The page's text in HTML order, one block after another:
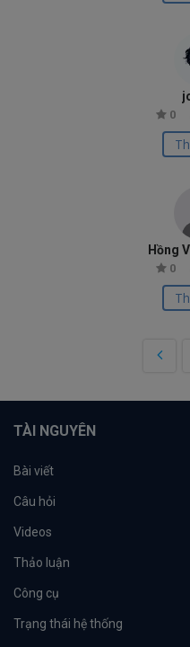
0
Hồng
0
TÀI NGUYÊN
Bài viết
Câu hỏi
Videos
Thảo luận
Công cụ
Trạng thái hệ thống